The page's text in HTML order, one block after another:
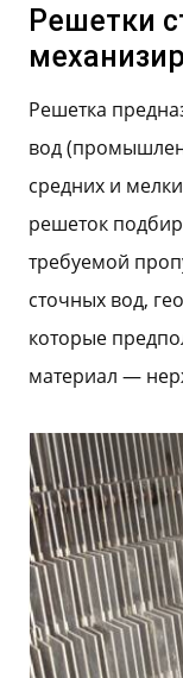
Решетки
Решетка
вод
средних и
решеток
требуемой
сточных вод,
которые
материал —